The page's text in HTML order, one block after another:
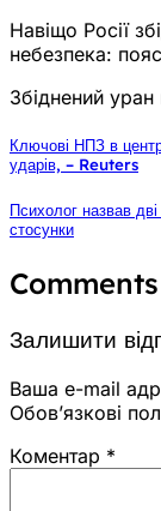
Навіщо Росії
небезпека:
Збіднений
Ключові НПЗ в
ударів, – Reuters
Психолог назвав
стосунки
Comments
Залишити
Ваша e-mail
Обов’язкові
Коментар *